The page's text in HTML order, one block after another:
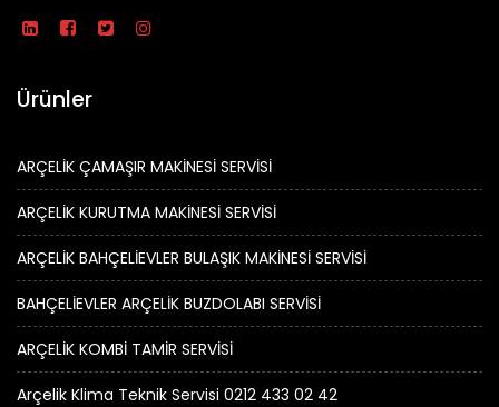
Ürünler
ARÇELİK ÇAMAŞIR MAKİNESİ SERVİSİ
ARÇELİK KURUTMA MAKİNESİ SERVİSİ
ARÇELİK BAHÇELİEVLER BULAŞIK MAKİNESİ SERVİSİ
BAHÇELİEVLER ARÇELİK BUZDOLABI SERVİSİ
ARÇELİK KOMBİ TAMİR SERVİSİ
Arçelik Klima Teknik Servisi 0212 433 02 42